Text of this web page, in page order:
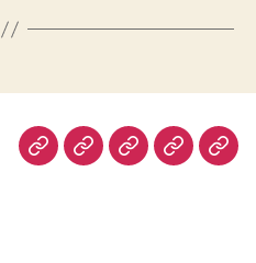
BiografiaAtuaçãoArtigosNorte